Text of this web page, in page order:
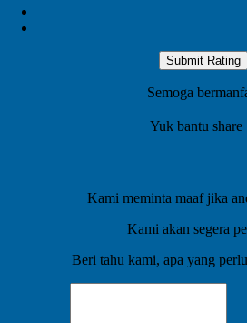
Submit Rating
Semoga
Yuk bantu share
Kami meminta maaf jika
Kami akan segera
Beri tahu kami, apa yang